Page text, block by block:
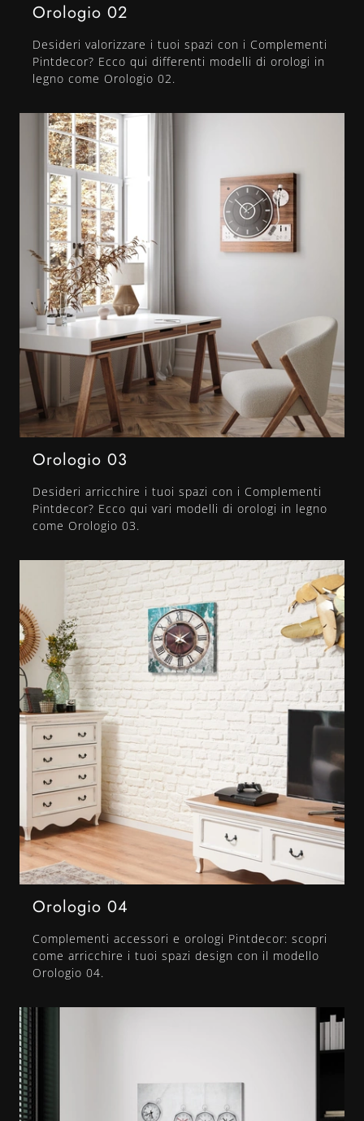
Orologio 02
Desideri valorizzare i tuoi spazi con i Complementi
Pintdecor? Ecco qui differenti modelli di orologi in
legno come Orologio 02.
Orologio 03
Desideri arricchire i tuoi spazi con i Complementi
Pintdecor? Ecco qui vari modelli di orologi in legno
come Orologio 03.
Orologio 04
Complementi accessori e orologi Pintdecor: scopri
come arricchire i tuoi spazi design con il modello
Orologio 04.